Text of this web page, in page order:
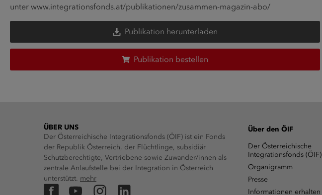
unter www.integrationsfonds.at/publikationen/zusammen-magazin-abo/
Publikation herunterladen
Publikation bestellen
ÜBER UNS
Der Österreichische Integrationsfonds (ÖIF) ist ein Fonds
der Republik Österreich, der Flüchtlinge, subsidiär
Schutzberechtigte, Vertriebene sowie Zuwander/innen als
zentrale Anlaufstelle bei der Integration in Österreich
unterstützt. mehr
FacebookYouTubeInstagramLinkedIn
Über den ÖIF
Der Österreichische
Integrationsfonds (ÖIF)
Organigramm
Presse
Informationen erhalten